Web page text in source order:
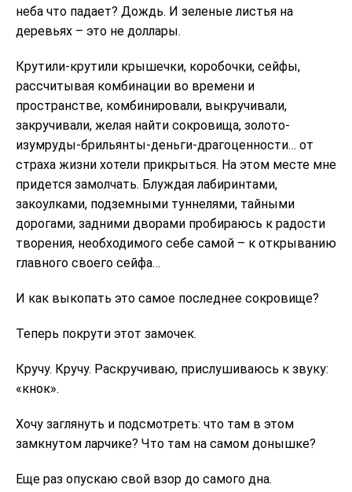
неба что падает? Дождь. И зеленые листья на
деревьях – это не доллары.
Крутили-крутили крышечки, коробочки, сейфы,
рассчитывая комбинации во времени и
пространстве, комбинировали, выкручивали,
закручивали, желая найти сокровища, золото-
изумруды-брильянты-деньги-драгоценности… от
страха жизни хотели прикрыться. На этом месте мне
придется замолчать. Блуждая лабиринтами,
закоулками, подземными туннелями, тайными
дорогами, задними дворами пробираюсь к радости
творения, необходимого себе самой – к открыванию
главного своего сейфа…
И как выкопать это самое последнее сокровище?
Теперь покрути этот замочек.
Кручу. Кручу. Раскручиваю, прислушиваюсь к звуку:
«кнок».
Хочу заглянуть и подсмотреть: что там в этом
замкнутом ларчике? Что там на самом донышке?
Еще раз опускаю свой взор до самого дна.